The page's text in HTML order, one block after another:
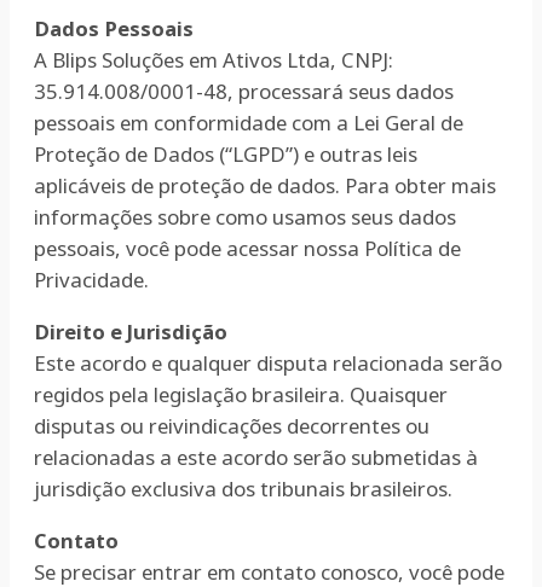
Dados Pessoais
A Blips Soluções em Ativos Ltda, CNPJ:
35.914.008/0001-48, processará seus dados
pessoais em conformidade com a Lei Geral de
Proteção de Dados (“LGPD”) e outras leis
aplicáveis de proteção de dados. Para obter mais
informações sobre como usamos seus dados
pessoais, você pode acessar nossa Política de
Privacidade.
Direito e Jurisdição
Este acordo e qualquer disputa relacionada serão
regidos pela legislação brasileira. Quaisquer
disputas ou reivindicações decorrentes ou
relacionadas a este acordo serão submetidas à
jurisdição exclusiva dos tribunais brasileiros.
Contato
Se precisar entrar em contato conosco, você pode